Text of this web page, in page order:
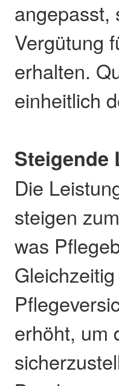
angepasst,
Vergütung
erhalten.
einheitlich
Steigende
Die
steigen
was
erhöht, um